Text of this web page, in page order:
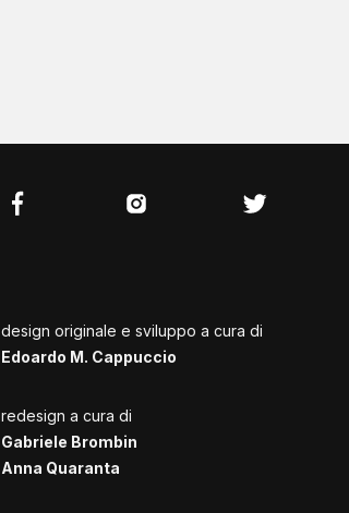
design originale e sviluppo a cura di
Edoardo M. Cappuccio
redesign a cura di
Gabriele Brombin
Anna Quaranta